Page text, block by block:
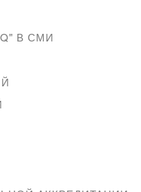
В СМИ